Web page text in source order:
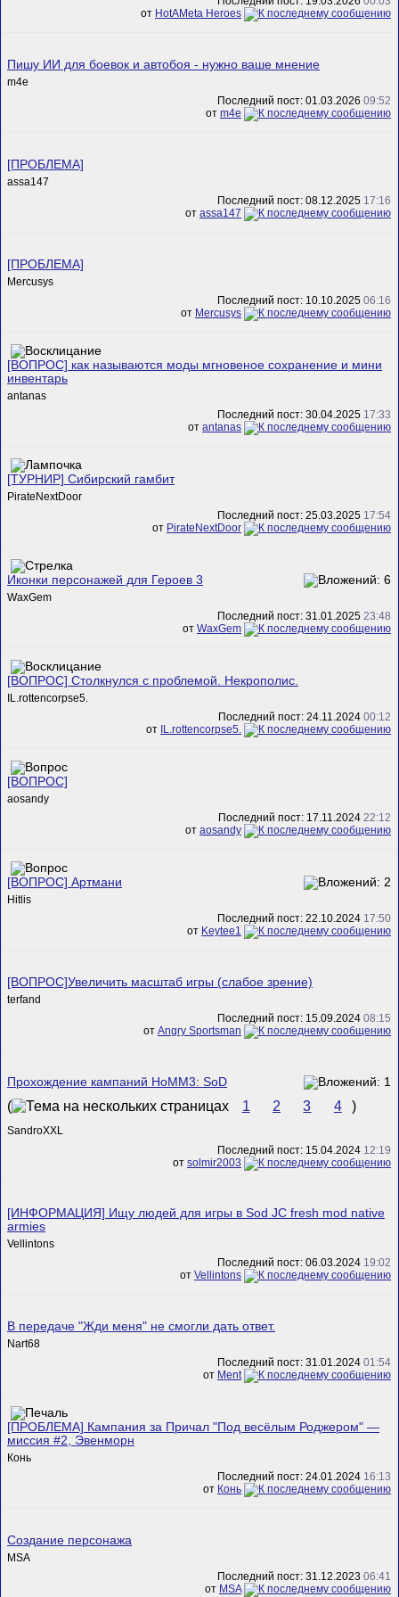
от HotAMeta Heroes
Пишу ИИ для боевок и автобоя - нужно ваше мнение
m4e
Последний пост: 01.03.2026 09:52
от m4e
[ПРОБЛЕМА]
assa147
Последний пост: 08.12.2025 17:16
от assa147
[ПРОБЛЕМА]
Mercusys
Последний пост: 10.10.2025 06:16
от Mercusys
[ВОПРОС] как называются моды мгновеное сохранение и мини
инвентарь
antanas
Последний пост: 30.04.2025 17:33
от antanas
[ТУРНИР] Сибирский гамбит
PirateNextDoor
Последний пост: 25.03.2025 17:54
от PirateNextDoor
Иконки персонажей для Героев 3
WaxGem
Последний пост: 31.01.2025 23:48
от WaxGem
[ВОПРОС] Столкнулся с проблемой. Некрополис.
IL.rottencorpse5.
Последний пост: 24.11.2024 00:12
от IL.rottencorpse5.
[ВОПРОС]
aosandy
Последний пост: 17.11.2024 22:12
от aosandy
[ВОПРОС] Артмани
Hitlis
Последний пост: 22.10.2024 17:50
от Keytee1
[ВОПРОС]Увеличить масштаб игры (слабое зрение)
terfand
Последний пост: 15.09.2024 08:15
от Angry Sportsman
Прохождение кампаний HoMM3: SoD
( 1 2 3 4 )
SandroXXL
Последний пост: 15.04.2024 12:19
от solmir2003
[ИНФОРМАЦИЯ] Ищу людей для игры в Sod JC fresh mod native
armies
Vellintons
Последний пост: 06.03.2024 19:02
от Vellintons
В передаче "Жди меня" не смогли дать ответ.
Nart68
Последний пост: 31.01.2024 01:54
от Ment
[ПРОБЛЕМА] Кампания за Причал "Под весёлым Роджером" —
миссия #2, Эвенморн
Конь
Последний пост: 24.01.2024 16:13
от Конь
Создание персонажа
MSA
Последний пост: 31.12.2023 06:41
от MSA